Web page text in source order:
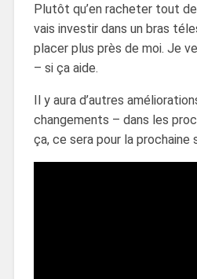
Plutôt qu’en racheter tout
vais investir dans un bras
placer plus près de moi. Je
– si ça aide.
Il y aura d’autres
changements – dans les
ça, ce sera pour la prochaine